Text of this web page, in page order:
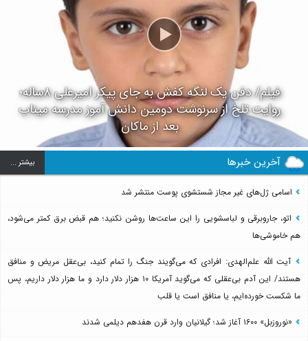
فیلم/ دفن یک لنگه کفش به جای پیکر امیرعلی ۸ساله؛
روایت تلخ از سرنوشت دومین دانش آموز مدرسه میناب
بعد از ماکان
آخرین خبرها بيشتر ...
اسامی ژل‌های غیر مجاز شستشوی پوست منتشر شد
اتو، جاروبرقی و لباسشویی را این ساعت‌ها روشن نکنید؛ هم قبض برق کمتر می‌شود،
هم خاموشی‌ها
آیت الله علم‌الهدی: افرادی که می‌گویند جنگ را تمام کنید، بی‌عقل مریض و منافق
هستند/ این آدم بی‌عقلی که می‌گوید آمریکا ۱۰ هزار دلار دارد و ما هزار دلار داریم، پس
ما شکست خورده‌ایم، یا منافق است یا قلب
«نوروزبل» ۱۶۰۰ آغاز شد؛ گیلانیان وارد قرن هفدهم دیلمی شدند